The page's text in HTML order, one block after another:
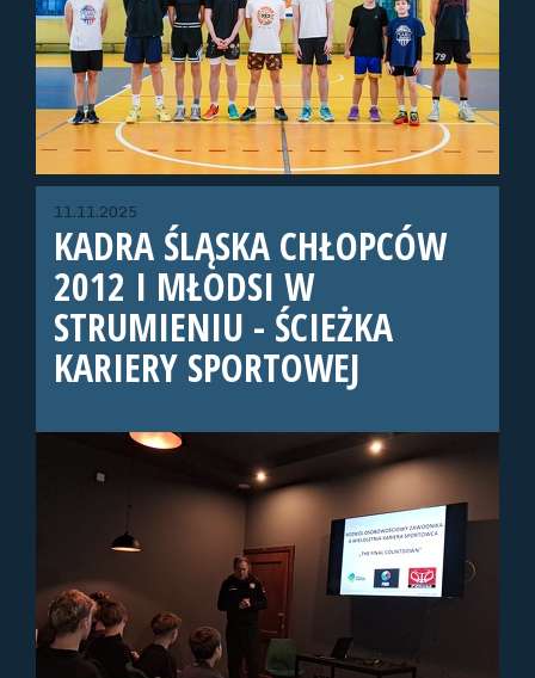
11.11.2025
KADRA ŚLĄSKA CHŁOPCÓW
2012 I MŁODSI W
STRUMIENIU - ŚCIEŻKA
KARIERY SPORTOWEJ